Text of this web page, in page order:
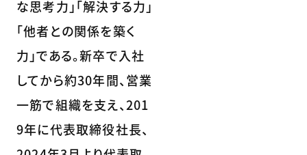
な思考力」「解決する力」
「他者との関係を築く
力」である。新卒で入社
してから約30年間、営業
一筋で組織を支え、201
9年に代表取締役社長、